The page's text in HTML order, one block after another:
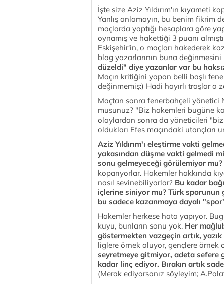
İşte size Aziz Yıldırım'ın kıyameti
Yanlış anlamayın, bu benim fikrim
maçlarda yaptığı hesaplara göre
oynamış ve hakettiği 3 puanı
Eskişehir'in, o maçları hakederek
blog yazarlarının buna değinmesini
düzeldi" diye yazanlar var bu
Maçın kritiğini yapan belli başlı
değinmemiş:) Hadi hayırlı traşlar o
Maçtan sonra fenerbahçeli yönetici
musunuz? "Biz hakemleri bugüne
olaylardan sonra da yöneticileri
oldukları Efes maçındaki utançları
Aziz Yıldırım'ı eleştirme vakti
yakasından düşme vakti gelmedi
sonu gelmeyeceği görülemiyor mu?
koparıyorlar. Hakemler hakkında
nasıl sevinebiliyorlar? Bu kadar
içlerine siniyor mu? Türk sporunun
bu sadece kazanmaya dayalı
Hakemler herkese hata yapıyor.
kuyu, bunların sonu yok. Her
göstermekten vazgeçin artık,
liglere örnek oluyor, gençlere örnek
seyretmeye gitmiyor, adeta sefere
kadar linç ediyor. Bırakın artık
(Merak ediyorsanız söyleyim;